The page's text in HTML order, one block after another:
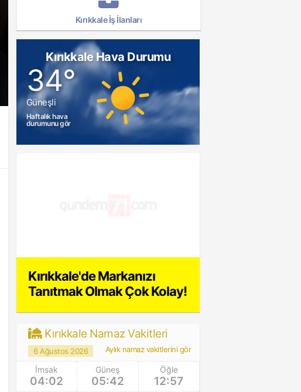
Kırıkkale İş İlanları
Kırıkkale Hava Durumu
34°
Güneşli
Haftalık hava
durumunu gör
Kırıkkale'de Markanızı
Tanıtmak Olmak Çok Kolay!
Kırıkkale Namaz Vakitleri
6 Ağustos 2026 Aylık namaz vakitlerini gör
İmsak
04:02
Güneş
05:42
Öğle
12:57